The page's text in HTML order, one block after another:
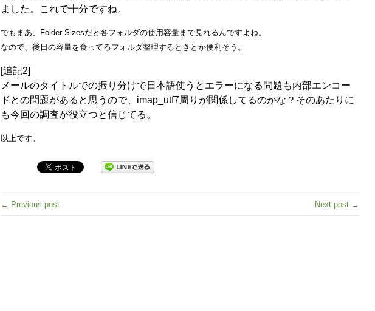
ました。これで十分ですね。
でもまあ、Folder Sizesだと各フォルダの使用容量まで見れるんですよね。
なので、後日の容量を食ってるフォルダ整理するときとか便利そう。
[追記2]
メールのタイトルでの振り分けで日本語使うとエラーになる問題も内部エンコー
ドとの問題があると思うので、imap_utf7周りが関係してるのかな？そのあたりに
も今回の調査が役立つと信じてる。
以上です。
← Previous post Next post →